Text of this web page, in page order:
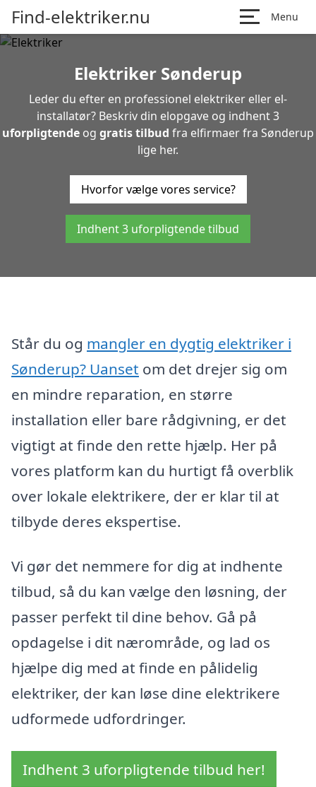
Find-elektriker.nu Menu
Elektriker Sønderup
Leder du efter en professionel elektriker eller el-
installatør? Beskriv din elopgave og indhent 3
uforpligtende og gratis tilbud fra elfirmaer fra Sønderup
lige her.
Hvorfor vælge vores service?
Indhent 3 uforpligtende tilbud
Står du og mangler en dygtig elektriker i
Sønderup? Uanset om det drejer sig om
en mindre reparation, en større
installation eller bare rådgivning, er det
vigtigt at finde den rette hjælp. Her på
vores platform kan du hurtigt få overblik
over lokale elektrikere, der er klar til at
tilbyde deres ekspertise.
Vi gør det nemmere for dig at indhente
tilbud, så du kan vælge den løsning, der
passer perfekt til dine behov. Gå på
opdagelse i dit nærområde, og lad os
hjælpe dig med at finde en pålidelig
elektriker, der kan løse dine elektrikere
udformede udfordringer.
Indhent 3 uforpligtende tilbud her!